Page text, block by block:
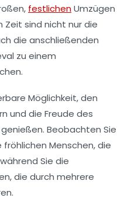
festlichenUmzügen
Zeit sind nicht nur die
die anschließenden
zu einem
Möglichkeit, den
und die Freude des
Beobachten Sie
Menschen, die
Sie die
die durch mehrere